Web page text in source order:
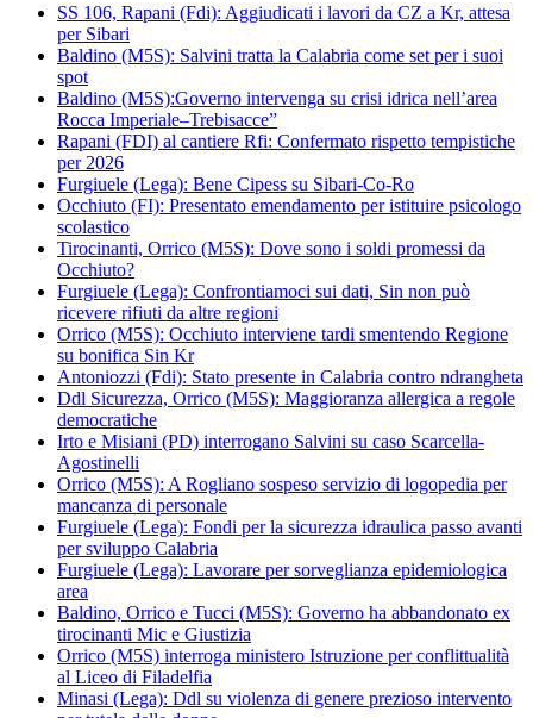
SS 106, Rapani (Fdi): Aggiudicati i lavori da CZ a Kr, attesa
per Sibari
Baldino (M5S): Salvini tratta la Calabria come set per i suoi
spot
Baldino (M5S):Governo intervenga su crisi idrica nell’area
Rocca Imperiale–Trebisacce”
Rapani (FDI) al cantiere Rfi: Confermato rispetto tempistiche
per 2026
Furgiuele (Lega): Bene Cipess su Sibari-Co-Ro
Occhiuto (FI): Presentato emendamento per istituire psicologo
scolastico
Tirocinanti, Orrico (M5S): Dove sono i soldi promessi da
Occhiuto?
Furgiuele (Lega): Confrontiamoci sui dati, Sin non può
ricevere rifiuti da altre regioni
Orrico (M5S): Occhiuto interviene tardi smentendo Regione
su bonifica Sin Kr
Antoniozzi (Fdi): Stato presente in Calabria contro ndrangheta
Ddl Sicurezza, Orrico (M5S): Maggioranza allergica a regole
democratiche
Irto e Misiani (PD) interrogano Salvini su caso Scarcella-
Agostinelli
Orrico (M5S): A Rogliano sospeso servizio di logopedia per
mancanza di personale
Furgiuele (Lega): Fondi per la sicurezza idraulica passo avanti
per sviluppo Calabria
Furgiuele (Lega): Lavorare per sorveglianza epidemiologica
area
Baldino, Orrico e Tucci (M5S): Governo ha abbandonato ex
tirocinanti Mic e Giustizia
Orrico (M5S) interroga ministero Istruzione per conflittualità
al Liceo di Filadelfia
Minasi (Lega): Ddl su violenza di genere prezioso intervento